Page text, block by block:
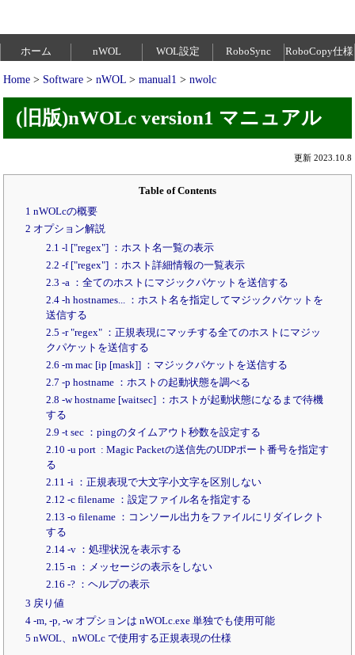
ホーム nWOL WOL設定 RoboSync RoboCopy仕様
Home > Software > nWOL > manual1 > nwolc
(旧版)nWOLc version1 マニュアル
更新 2023.10.8
Table of Contents
1 nWOLcの概要
2 オプション解説
2.1 -l ["regex"] ：ホスト名一覧の表示
2.2 -f ["regex"] ：ホスト詳細情報の一覧表示
2.3 -a ：全てのホストにマジックパケットを送信する
2.4 -h hostnames... ：ホスト名を指定してマジックパケットを
送信する
2.5 -r "regex" ：正規表現にマッチする全てのホストにマジッ
クパケットを送信する
2.6 -m mac [ip [mask]] ：マジックパケットを送信する
2.7 -p hostname ：ホストの起動状態を調べる
2.8 -w hostname [waitsec] ：ホストが起動状態になるまで待機
する
2.9 -t sec ：pingのタイムアウト秒数を設定する
2.10 -u port : Magic Packetの送信先のUDPポート番号を指定す
る
2.11 -i ：正規表現で大文字小文字を区別しない
2.12 -c filename ：設定ファイル名を指定する
2.13 -o filename ：コンソール出力をファイルにリダイレクト
する
2.14 -v ：処理状況を表示する
2.15 -n ：メッセージの表示をしない
2.16 -? ：ヘルプの表示
3 戻り値
4 -m, -p, -w オプションは nWOLc.exe 単独でも使用可能
5 nWOL、nWOLc で使用する正規表現の仕様